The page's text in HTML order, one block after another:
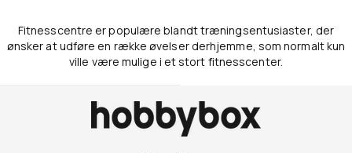
Fitnesscentre er populære blandt træningsentusiaster, der
ønsker at udføre en række øvelser derhjemme, som normalt kun
ville være mulige i et stort fitnesscenter.